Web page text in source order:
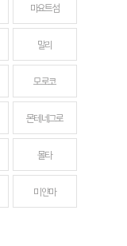
마요트섬
말리
모로코
몬테네그로
몰타
미얀마